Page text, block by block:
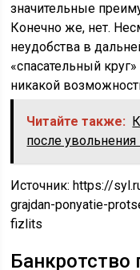
значительные
Конечно же, нет.
неудобства в
«спасательный
никакой
Читайте также:
после
Источник:https://
grajdan-ponyatie-
fizlits
Банкротство